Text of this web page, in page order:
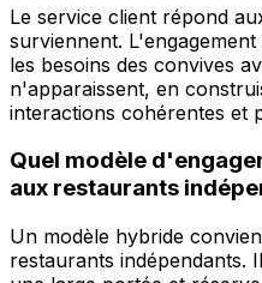
Le service client répond
surviennent.
les besoins des convives
n'apparaissent, en
interactions cohérentes et
Quel modèle
aux restaurants
Un modèle hybride
restaurants indépendants.